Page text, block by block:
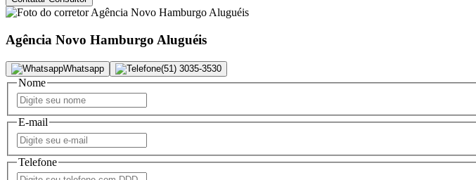
Agência Novo Hamburgo Aluguéis
Whatsapp (51) 3035-3530
Nome
E-mail
Telefone